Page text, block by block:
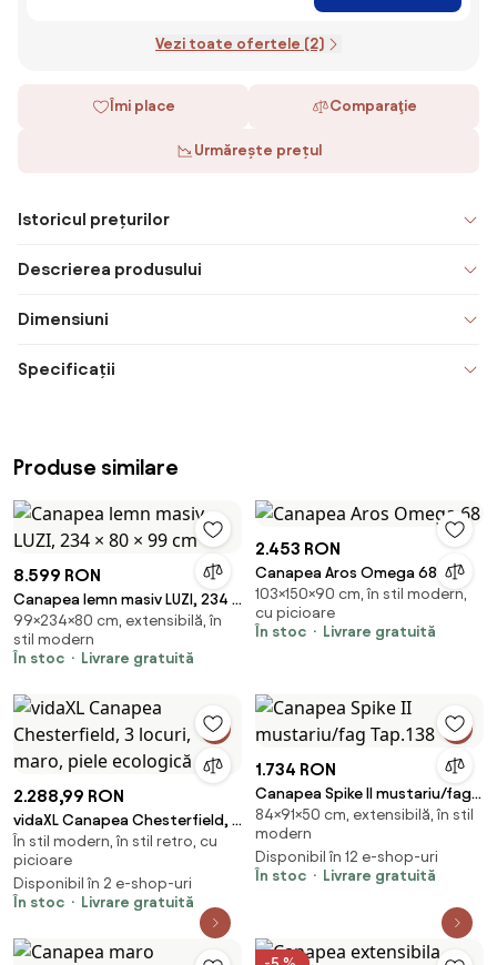
Vezi toate ofertele (2)
Îmi place Comparaţie
Urmărește prețul
Istoricul prețurilor
Descrierea produsului
Dimensiuni
Specificații
Produse similare
8.599 RON
Canapea lemn masiv LUZI, 234 ×
80 × 99 cm
99×234×80 cm, extensibilă, în
stil modern
În stoc
Livrare gratuită
2.453 RON
Canapea Aros Omega 68
103×150×90 cm, în stil modern,
cu picioare
În stoc
Livrare gratuită
2.288,99 RON
vidaXL Canapea Chesterfield, 3
locuri, maro, piele ecologică
În stil modern, în stil retro, cu
picioare
Disponibil în 2 e-shop-uri
În stoc
Livrare gratuită
1.734 RON
Canapea Spike II mustariu/fag
Tap.138
84×91×50 cm, extensibilă, în stil
modern
Disponibil în 12 e-shop-uri
În stoc
Livrare gratuită